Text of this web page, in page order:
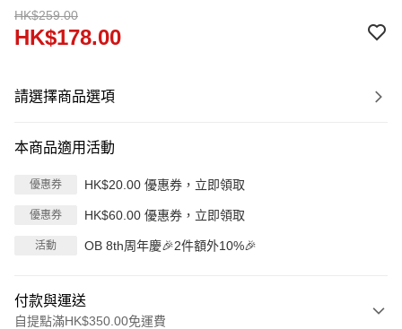
HK$259.00
HK$178.00
請選擇商品選項
本商品適用活動
優惠券 HK$20.00 優惠券，立即領取
優惠券 HK$60.00 優惠券，立即領取
活動 OB 8th周年慶🎉2件額外10%🎉
付款與運送
自提點滿HK$350.00免運費